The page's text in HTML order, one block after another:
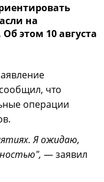
на
этом 10 августа
что
операции
Я ожидаю,
— заявил